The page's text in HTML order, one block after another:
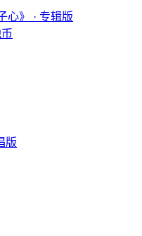
心》
· 专辑版
版